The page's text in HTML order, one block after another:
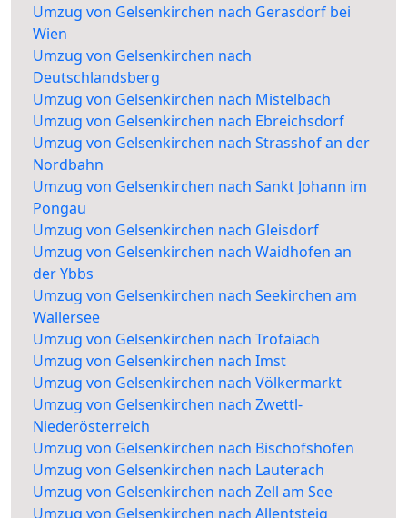
Umzug von Gelsenkirchen nach Gerasdorf bei
Wien
Umzug von Gelsenkirchen nach
Deutschlandsberg
Umzug von Gelsenkirchen nach Mistelbach
Umzug von Gelsenkirchen nach Ebreichsdorf
Umzug von Gelsenkirchen nach Strasshof an der
Nordbahn
Umzug von Gelsenkirchen nach Sankt Johann im
Pongau
Umzug von Gelsenkirchen nach Gleisdorf
Umzug von Gelsenkirchen nach Waidhofen an
der Ybbs
Umzug von Gelsenkirchen nach Seekirchen am
Wallersee
Umzug von Gelsenkirchen nach Trofaiach
Umzug von Gelsenkirchen nach Imst
Umzug von Gelsenkirchen nach Völkermarkt
Umzug von Gelsenkirchen nach Zwettl-
Niederösterreich
Umzug von Gelsenkirchen nach Bischofshofen
Umzug von Gelsenkirchen nach Lauterach
Umzug von Gelsenkirchen nach Zell am See
Umzug von Gelsenkirchen nach Allentsteig